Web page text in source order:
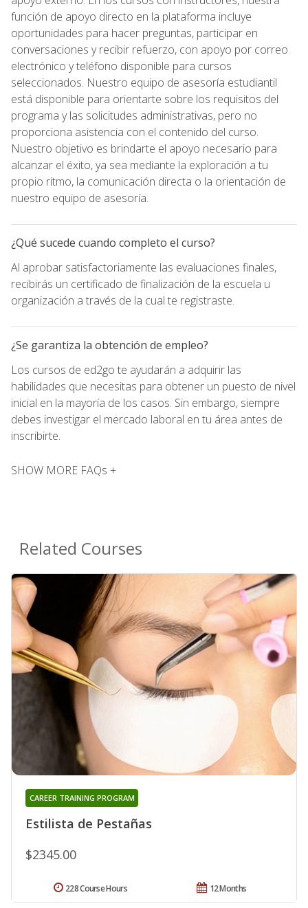
función de apoyo directo en la plataforma incluye
oportunidades para hacer preguntas, participar en
conversaciones y recibir refuerzo, con apoyo por correo
electrónico y teléfono disponible para cursos
seleccionados. Nuestro equipo de asesoría estudiantil
está disponible para orientarte sobre los requisitos del
programa y las solicitudes administrativas, pero no
proporciona asistencia con el contenido del curso.
Nuestro objetivo es brindarte el apoyo necesario para
alcanzar el éxito, ya sea mediante la exploración a tu
propio ritmo, la comunicación directa o la orientación de
nuestro equipo de asesoría.
¿Qué sucede cuando completo el curso?
Al aprobar satisfactoriamente las evaluaciones finales,
recibirás un certificado de finalización de la escuela u
organización a través de la cual te registraste.
¿Se garantiza la obtención de empleo?
Los cursos de ed2go te ayudarán a adquirir las
habilidades que necesitas para obtener un puesto de nivel
inicial en la mayoría de los casos. Sin embargo, siempre
debes investigar el mercado laboral en tu área antes de
inscribirte.
SHOW MORE FAQs +
Related Courses
Estilista de Pestañas
CAREER TRAINING PROGRAM
$2345.00
12 Months
228 Course Hours